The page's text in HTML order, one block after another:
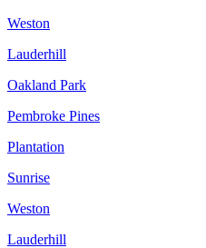
Weston
Lauderhill
Oakland Park
Pembroke Pines
Plantation
Sunrise
Weston
Lauderhill